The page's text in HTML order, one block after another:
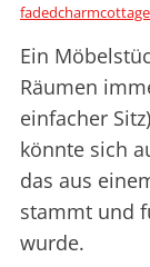
Ein
Räumen
einfacher
könnte sich
das aus
stammt und
wurde.